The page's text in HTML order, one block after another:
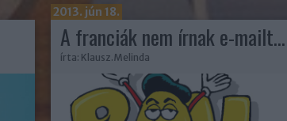
2013. jún 18.
A franciák nem írnak e-mailt...
írta: Klausz.Melinda